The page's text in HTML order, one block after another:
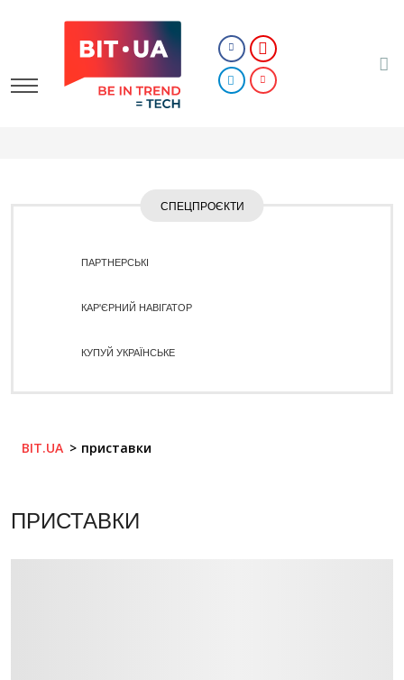
СПЕЦПРОЄКТИ
ПАРТНЕРСЬКІ
КАР'ЄРНИЙ НАВІГАТОР
КУПУЙ УКРАЇНСЬКЕ
BIT.UA приставки
ПРИСТАВКИ